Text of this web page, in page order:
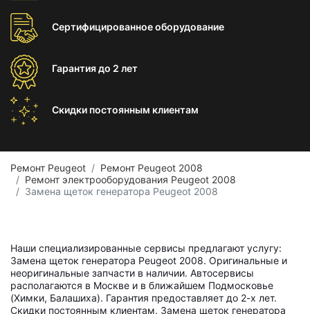
Сертифицированноеоборудование
Гарантиядо 2 лет
Скидки постоянным клиентам
Ремонт Peugeot
Ремонт Peugeot 2008
Ремонт электрооборудования Peugeot 2008
Замена щеток генератора Peugeot 2008
Наши специализированные сервисы предлагают услугу:
Замена щеток генератора Peugeot 2008. Оригинальные и
неоригинальные запчасти в наличии. Автосервисы
располагаются в Москве и в ближайшем Подмосковье
(Химки, Балашиха). Гарантия предоставляет до 2-х лет.
Скидки постоянным клиентам. Замена щеток генератора